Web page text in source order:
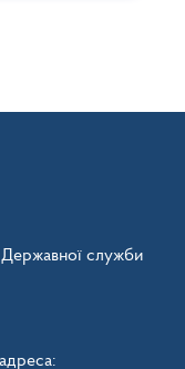
Державної служби